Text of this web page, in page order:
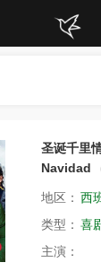
圣诞千里
Navidad
地区： 西
类型： 喜
主演：